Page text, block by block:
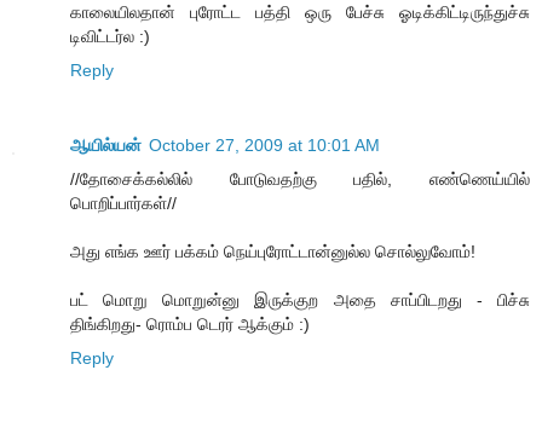
காலையிலதான் புரோட்ட பத்தி ஒரு பேச்சு ஓடிக்கிட்டிருந்துச்சு
டிவிட்டர்ல :)
Reply
ஆயில்யன் October 27, 2009 at 10:01 AM
//தோசைக்கல்லில் போடுவதற்கு பதில், எண்ணெய்யில்
பொறிப்பார்கள்//
அது எங்க ஊர் பக்கம் நெய்புரோட்டான்னுல்ல சொல்லுவோம்!
பட் மொறு மொறுன்னு இருக்குற அதை சாப்பிடறது - பிச்சு
திங்கிறது- ரொம்ப டெரர் ஆக்கும் :)
Reply